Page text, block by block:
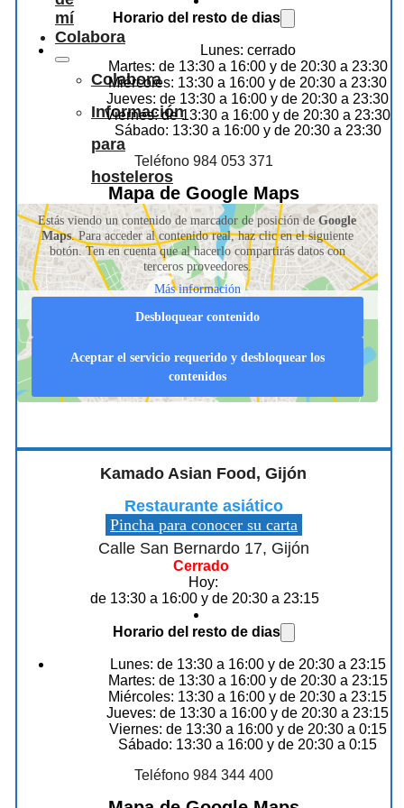
mí
Colabora
Colabora
Información
para
hosteleros
Horario del resto de dias
Lunes: cerrado
Martes: de 13:30 a 16:00 y de 20:30 a 23:30
Miércoles: 13:30 a 16:00 y de 20:30 a 23:30
Jueves: de 13:30 a 16:00 y de 20:30 a 23:30
Viernes: de 13:30 a 16:00 y de 20:30 a 23:30
Sábado: 13:30 a 16:00 y de 20:30 a 23:30
Teléfono 984 053 371
Mapa de Google Maps
Estás viendo un contenido de marcador de posición deGoogle
Maps. Para acceder al contenido real, haz clic en el siguiente
botón. Ten en cuenta que al hacerlo compartirás datos con
terceros proveedores.
Más información
Desbloquear contenido
Aceptar el servicio requerido y desbloquear los
contenidos
Kamado Asian Food, Gijón
Restaurante asiático
Pincha para conocer su carta
Calle San Bernardo 17, Gijón
Cerrado
Hoy:
de 13:30 a 16:00 y de 20:30 a 23:15
Horario del resto de dias
Lunes: de 13:30 a 16:00 y de 20:30 a 23:15
Martes: de 13:30 a 16:00 y de 20:30 a 23:15
Miércoles: 13:30 a 16:00 y de 20:30 a 23:15
Jueves: de 13:30 a 16:00 y de 20:30 a 23:15
Viernes: de 13:30 a 16:00 y de 20:30 a 0:15
Sábado: 13:30 a 16:00 y de 20:30 a 0:15
Teléfono 984 344 400